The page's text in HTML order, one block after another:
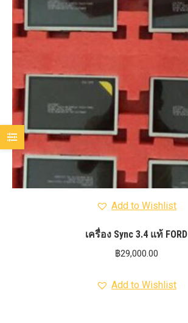
Add to Wishlist
เครื่อง Sync 3.4 แท้ FORD
฿29,000.00
Add to Wishlist